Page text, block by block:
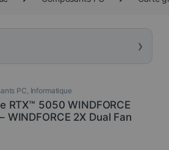
›
PC, Informatique
RTX™ 5050 WINDFORCE
WINDFORCE 2X Dual Fan